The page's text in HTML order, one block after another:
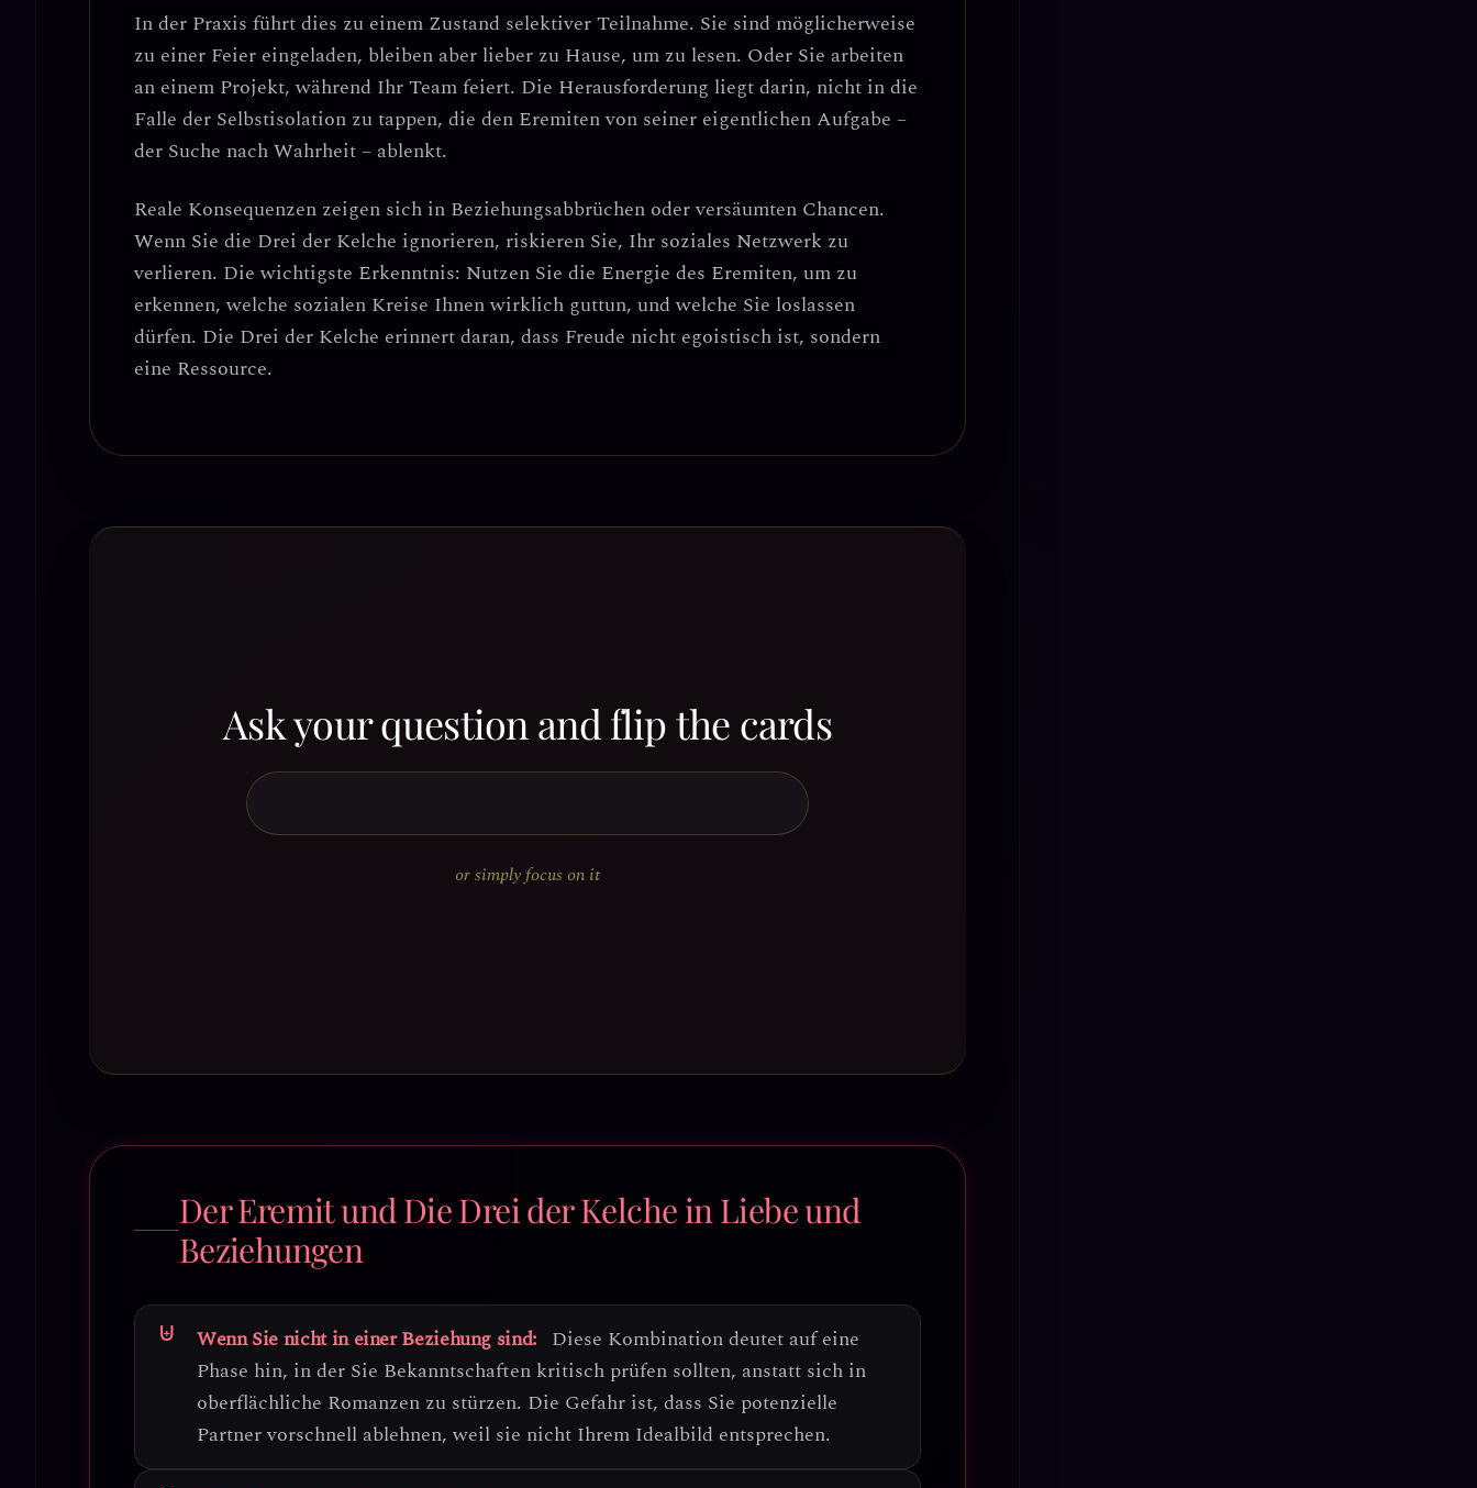
In der Praxis führt dies zu einem Zustand selektiver Teilnahme. Sie sind möglicherweise
zu einer Feier eingeladen, bleiben aber lieber zu Hause, um zu lesen. Oder Sie arbeiten
an einem Projekt, während Ihr Team feiert. Die Herausforderung liegt darin, nicht in die
Falle der Selbstisolation zu tappen, die den Eremiten von seiner eigentlichen Aufgabe –
der Suche nach Wahrheit – ablenkt.
Reale Konsequenzen zeigen sich in Beziehungsabbrüchen oderversäumten Chancen.
Wenn Sie die Drei der Kelche ignorieren, riskieren Sie, Ihr soziales Netzwerk zu
verlieren. Die wichtigste Erkenntnis: Nutzen Sie die Energie des Eremiten, um zu
erkennen, welche sozialen Kreise Ihnen wirklich guttun, und welche Sie loslassen
dürfen. Die Drei der Kelche erinnert daran, dass Freude nicht egoistisch ist, sondern
eine Ressource.
Ask your question and flip the cards
or simply focus on it
Der Eremit und Die Drei der Kelche in Liebe und
Beziehungen
Wenn Sie nicht in einer Beziehung sind: Diese Kombination deutet auf eine
Phase hin, in der Sie Bekanntschaften kritisch prüfen sollten, anstatt sich in
oberflächliche Romanzen zu stürzen. Die Gefahr ist, dass Sie potenzielle
Partner vorschnell ablehnen, weil sie nicht Ihrem Idealbild entsprechen.